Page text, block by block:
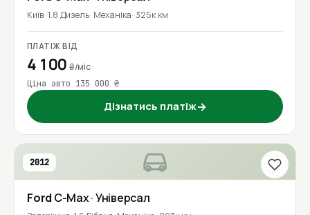
Київ 1.8 Дизель Механіка 325к км
ПЛАТІЖ ВІД
4 100₴/міс
Ціна авто 135 000 ₴
Дізнатись платіж→
2012
Ford C-Max· Універсал